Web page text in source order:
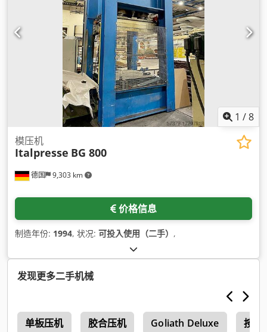
1 /8
德国 9,303 km
模压机
Italpresse BG 800
价格信息
制造年份: 1994, 状况: 可投入使用（二手） ,
发现更多二手机械
单板压机 胶合压机 Goliath Deluxe 按